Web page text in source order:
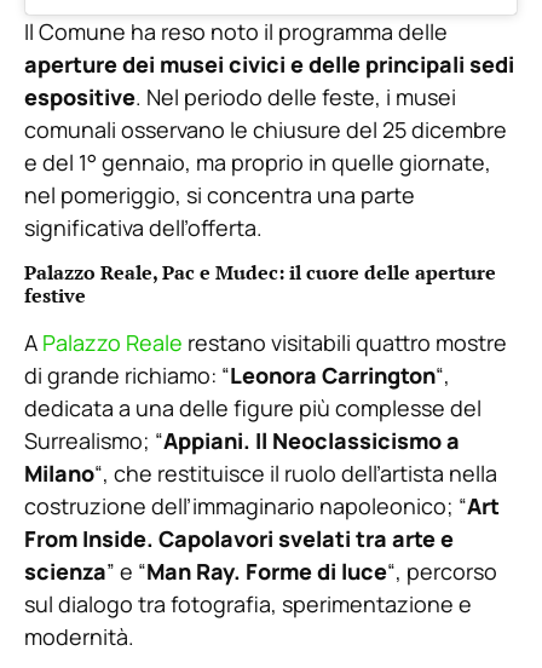
Il Comune ha reso noto il programma delle
aperture dei musei civici e delle principali sedi
espositive. Nel periodo delle feste, i musei
comunali osservano le chiusure del 25 dicembre
e del 1° gennaio, ma proprio in quelle giornate,
nel pomeriggio, si concentra una parte
significativa dell’offerta.
Palazzo Reale, Pac e Mudec: il cuore delle aperture
festive
A Palazzo Reale restano visitabili quattro mostre
di grande richiamo: “Leonora Carrington“,
dedicata a una delle figure più complesse del
Surrealismo; “Appiani. Il Neoclassicismo a
Milano“, che restituisce il ruolo dell’artista nella
costruzione dell’immaginario napoleonico; “Art
From Inside. Capolavori svelati tra arte e
scienza” e “Man Ray. Forme di luce“, percorso
sul dialogo tra fotografia, sperimentazione e
modernità.